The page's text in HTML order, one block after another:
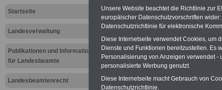
Startseite
Landesverwaltung
Publikationen und Informationen
für Landesbeamte
Landesbeamtenrecht
Broschüre.
Presse-
Unsere Website beachtet die Richtlinie zur
europäischer Datenschutzvorschriften
Datenschutzrichtlinie für elektronische
Diese Internetseite verwendet Cookies, um
Dienste und Funktionen bereitzustellen. Es
Personalisierung von Anzeigen verwendet
personalisierte Werbung genutzt.
Diese Internetseite macht Gebrauch von
Datenschutzrichtlinie.